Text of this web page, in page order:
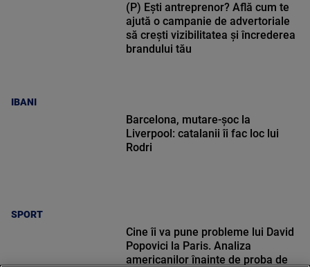
IBANI
(P) Ești antreprenor? Află cum te
ajută o campanie de advertoriale
să crești vizibilitatea și încrederea
brandului tău
SPORT
Barcelona, mutare-șoc la
Liverpool: catalanii îi fac loc lui
Rodri
Cine îi va pune probleme lui David
Popovici la Paris. Analiza
americanilor înainte de proba de